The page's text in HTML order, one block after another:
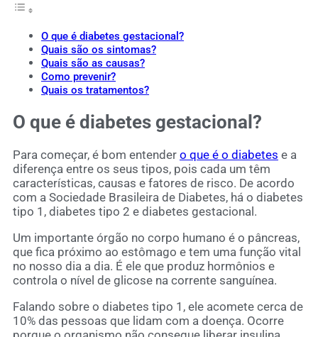
O que é diabetes gestacional?
Quais são os sintomas?
Quais são as causas?
Como prevenir?
Quais os tratamentos?
O que é diabetes gestacional?
Para começar, é bom entender o que é o diabetes e a
diferença entre os seus tipos, pois cada um têm
características, causas e fatores de risco. De acordo
com a Sociedade Brasileira de Diabetes, há o diabetes
tipo 1, diabetes tipo 2 e diabetes gestacional.
Um importante órgão no corpo humano é o pâncreas,
que fica próximo ao estômago e tem uma função vital
no nosso dia a dia. É ele que produz hormônios e
controla o nível de glicose na corrente sanguínea.
Falando sobre o diabetes tipo 1, ele acomete cerca de
10% das pessoas que lidam com a doença. Ocorre